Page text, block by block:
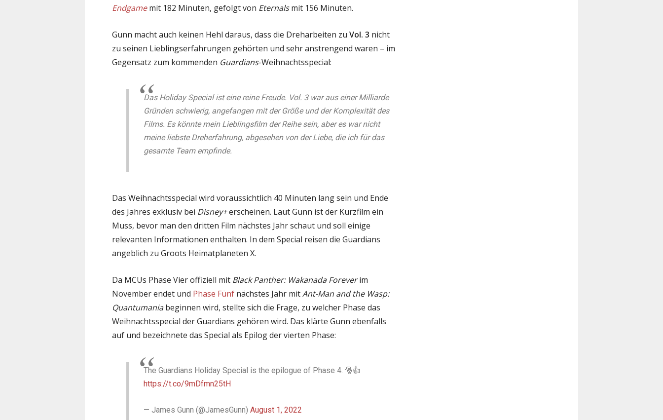
Endgamemit 182 Minuten, gefolgt von Eternalsmit 156 Minuten.
Gunn macht auch keinen Hehl daraus, dass die Dreharbeiten zu Vol. 3 nicht
zu seinen Lieblingserfahrungen gehörten und sehr anstrengend waren – im
Gegensatz zum kommenden Guardians-Weihnachtsspecial:
Das Holiday Special ist eine reine Freude. Vol. 3 war aus einer Milliarde
Gründen schwierig, angefangen mit der Größe und der Komplexität des
Films. Es könnte mein Lieblingsfilm der Reihe sein, aber es war nicht
meine liebste Dreherfahrung, abgesehen von der Liebe, die ich für das
gesamte Team empfinde.
Das Weihnachtsspecial wird voraussichtlich 40 Minuten lang sein und Ende
des Jahres exklusiv bei Disney+erscheinen. Laut Gunn ist der Kurzfilm ein
Muss, bevor man den dritten Film nächstes Jahr schaut und soll einige
relevanten Informationen enthalten. In dem Special reisen die Guardians
angeblich zu Groots Heimatplaneten X.
Da MCUs Phase Vier offiziell mit Black Panther: Wakanada Foreverim
November endet und Phase Fünf nächstes Jahr mitAnt-Man and the Wasp:
Quantumaniabeginnen wird, stellte sich die Frage, zu welcher Phase das
Weihnachtsspecial der Guardians gehören wird. Das klärte Gunn ebenfalls
auf und bezeichnete das Special als Epilog der vierten Phase:
The Guardians Holiday Special is the epilogue of Phase 4. 🎅👍
https://t.co/9mDfmn25tH
— James Gunn (@JamesGunn) August 1, 2022